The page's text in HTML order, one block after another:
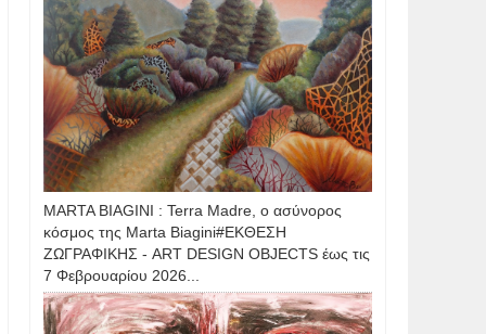
MARTA BIAGINI : Terra Madre, ο ασύνορος
κόσμος της Marta Biagini#ΕΚΘΕΣΗ
ΖΩΓΡΑΦΙΚΗΣ - ART DESIGN OBJECTS έως τις
7 Φεβρουαρίου 2026...